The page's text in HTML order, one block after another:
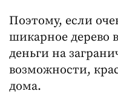
Поэтому, если
шикарное дерево
деньги на
возможности,
дома.